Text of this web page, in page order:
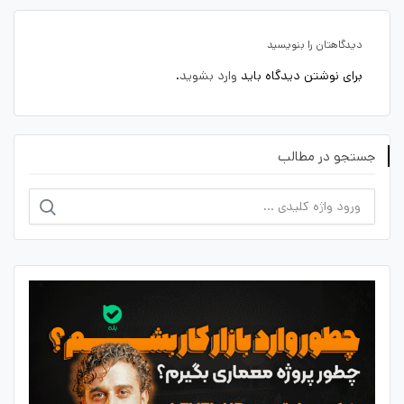
دیدگاهتان را بنویسید
برای نوشتن دیدگاه باید وارد بشوید.
جستجو در مطالب